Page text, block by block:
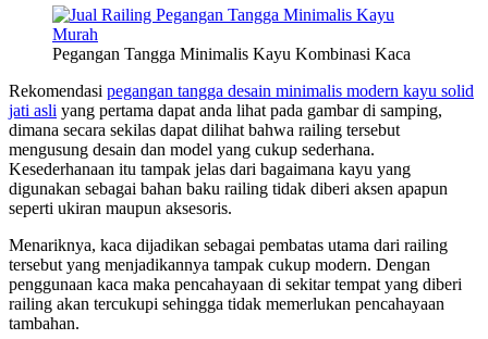
Pegangan Tangga Minimalis Kayu Kombinasi Kaca
Rekomendasi pegangan tangga desain minimalis modern kayu solid
jati asli yang pertama dapat anda lihat pada gambar di samping,
dimana secara sekilas dapat dilihat bahwa railing tersebut
mengusung desain dan model yang cukup sederhana.
Kesederhanaan itu tampak jelas dari bagaimana kayu yang
digunakan sebagai bahan baku railing tidak diberi aksen apapun
seperti ukiran maupun aksesoris.
Menariknya, kaca dijadikan sebagai pembatas utama dari railing
tersebut yang menjadikannya tampak cukup modern. Dengan
penggunaan kaca maka pencahayaan di sekitar tempat yang diberi
railing akan tercukupi sehingga tidak memerlukan pencahayaan
tambahan.